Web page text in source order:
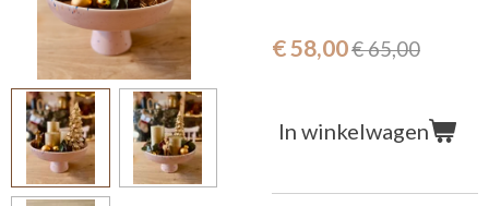
€ 58,00€ 65,00
In winkelwagen